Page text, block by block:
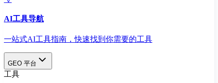
AI工具导航
一站式AI工具指南，快速找到你需要的工具
GEO 平台
工具